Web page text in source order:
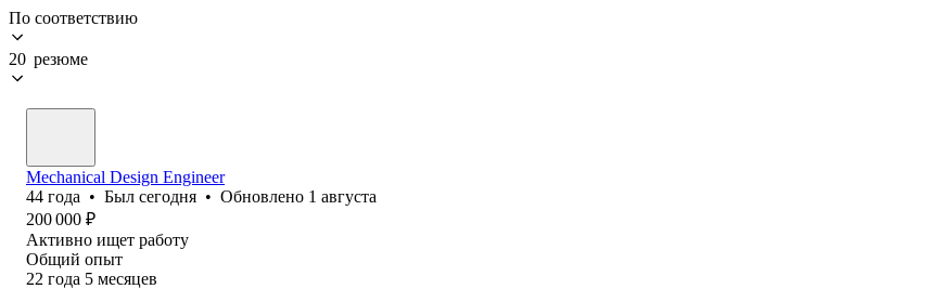
По соответствию
20 резюме
Mechanical Design Engineer
44 года • Был сегодня • Обновлено 1 августа
200 000 ₽
Активно ищет работу
Общий опыт
22 года 5 месяцев